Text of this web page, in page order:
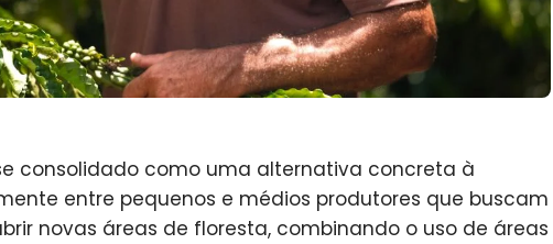
consolidado como uma alternativa concreta à
entre pequenos e médios produtores que buscam
novas áreas de floresta, combinando o uso de áreas